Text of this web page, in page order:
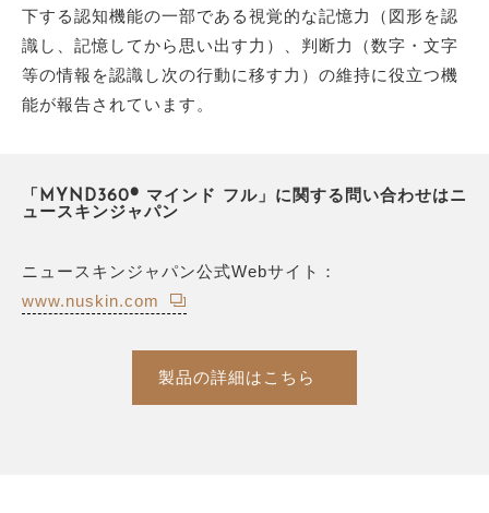
下する認知機能の一部である視覚的な記憶力（図形を認
識し、記憶してから思い出す力）、判断力（数字・文字
等の情報を認識し次の行動に移す力）の維持に役立つ機
能が報告されています。
「MYND360® マインド フル」に関する問い合わせはニ
ュースキンジャパン
ニュースキンジャパン公式Webサイト：
www.nuskin.com
製品の詳細はこちら